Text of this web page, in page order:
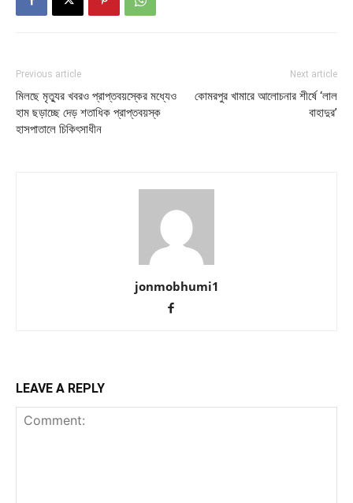
Previous article
মিলছে মৃত্যুর খবরও প্রাপ্তবয়স্কের মধ্যেও
হাম ছড়াচ্ছে দেড় শতাধিক প্রাপ্তবয়স্ক
হাসপাতালে চিকিৎসাধীন
Next article
কোমরপুর খামারে আলোচনার শীর্ষে ‘লাল
বাহাদুর’
jonmobhumi1
LEAVE A REPLY